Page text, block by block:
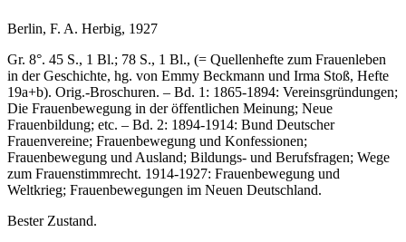
Berlin, F. A. Herbig, 1927
Gr. 8°. 45 S., 1 Bl.; 78 S., 1 Bl., (= Quellenhefte zum Frauenleben
in der Geschichte, hg. von Emmy Beckmann und Irma Stoß, Hefte
19a+b). Orig.-Broschuren. – Bd. 1: 1865-1894: Vereinsgründungen;
Die Frauenbewegung in der öffentlichen Meinung; Neue
Frauenbildung; etc. – Bd. 2: 1894-1914: Bund Deutscher
Frauenvereine; Frauenbewegung und Konfessionen;
Frauenbewegung und Ausland; Bildungs- und Berufsfragen; Wege
zum Frauenstimmrecht. 1914-1927: Frauenbewegung und
Weltkrieg; Frauenbewegungen im Neuen Deutschland.
Bester Zustand.